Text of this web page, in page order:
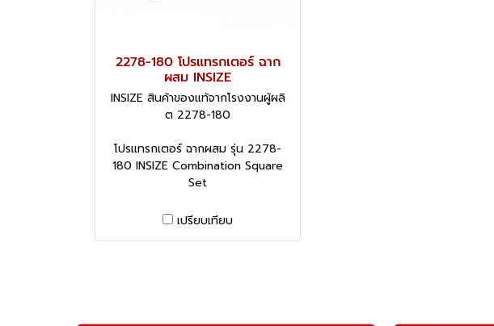
2278-180 โปรแทรกเตอร์ ฉาก
ผสม INSIZE
INSIZE สินค้าของแท้จากโรงงานผู้ผลิ
ต 2278-180
โปรแทรกเตอร์ ฉากผสม รุ่น 2278-
180 INSIZE Combination Square
Set
เปรียบเทียบ